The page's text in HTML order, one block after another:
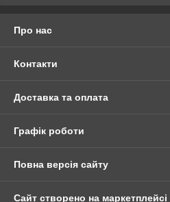
Про нас
Контакти
Доставка та оплата
Графік роботи
Повна версія сайту
Сайт створено на маркетплейсі